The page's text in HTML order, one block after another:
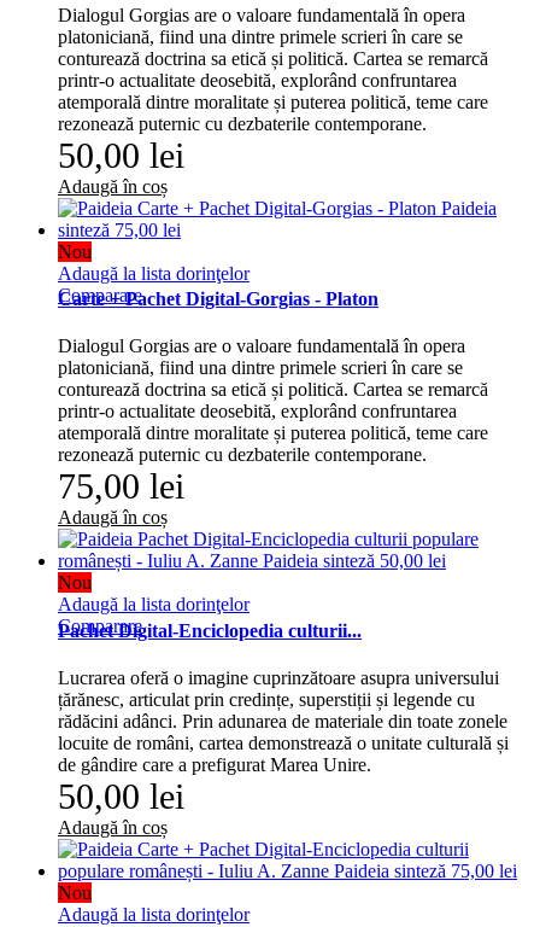
Dialogul Gorgias are o valoare fundamentală în opera
platoniciană, fiind una dintre primele scrieri în care se
conturează doctrina sa etică și politică. Cartea se remarcă
printr-o actualitate deosebită, explorând confruntarea
atemporală dintre moralitate și puterea politică, teme care
rezonează puternic cu dezbaterile contemporane.
50,00 lei
Adaugă în coș
Nou
Adaugă la lista dorinţelor
Comparare
Carte + Pachet Digital-Gorgias - Platon
Dialogul Gorgias are o valoare fundamentală în opera
platoniciană, fiind una dintre primele scrieri în care se
conturează doctrina sa etică și politică. Cartea se remarcă
printr-o actualitate deosebită, explorând confruntarea
atemporală dintre moralitate și puterea politică, teme care
rezonează puternic cu dezbaterile contemporane.
75,00 lei
Adaugă în coș
Nou
Adaugă la lista dorinţelor
Comparare
Pachet Digital-Enciclopedia culturii...
Lucrarea oferă o imagine cuprinzătoare asupra universului
țărănesc, articulat prin credințe, superstiții și legende cu
rădăcini adânci. Prin adunarea de materiale din toate zonele
locuite de români, cartea demonstrează o unitate culturală și
de gândire care a prefigurat Marea Unire.
50,00 lei
Adaugă în coș
Nou
Adaugă la lista dorinţelor